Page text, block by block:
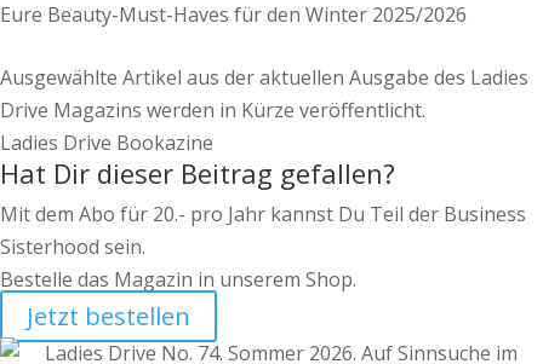
Eure Beauty-Must-Haves für den Winter 2025/2026
Ausgewählte Artikel aus der aktuellen Ausgabe des Ladies
Drive Magazins werden in Kürze veröffentlicht.
Ladies Drive Bookazine
Hat Dir dieser Beitrag gefallen?
Mit dem Abo für 20.- pro Jahr kannst Du Teil der Business
Sisterhood sein.
Bestelle das Magazin in unserem Shop.
Jetzt bestellen